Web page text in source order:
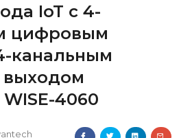
IoT с 4-
цифровым
канальным
4060